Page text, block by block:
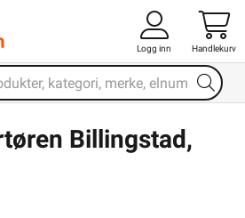
Logg inn Handlekurv
Billingstad,